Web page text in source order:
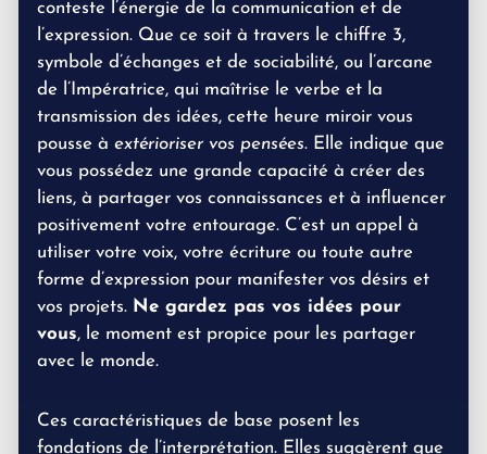
conteste l’énergie de la communication et de
l’expression. Que ce soit à travers le chiffre 3,
symbole d’échanges et de sociabilité, ou l’arcane
de l’Impératrice, qui maîtrise le verbe et la
transmission des idées, cette heure miroir vous
pousse à extérioriser vos pensées. Elle indique que
vous possédez une grande capacité à créer des
liens, à partager vos connaissances et à influencer
positivement votre entourage. C’est un appel à
utiliser votre voix, votre écriture ou toute autre
forme d’expression pour manifester vos désirs et
vos projets. Ne gardez pas vos idées pour
vous, le moment est propice pour les partager
avec le monde.
Ces caractéristiques de base posent les
fondations de l’interprétation. Elles suggèrent que